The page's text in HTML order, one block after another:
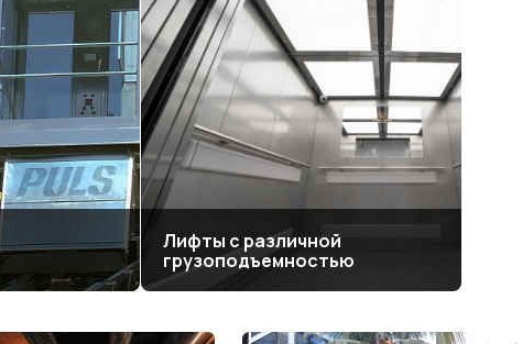
Лифты с различной
грузоподъемностью